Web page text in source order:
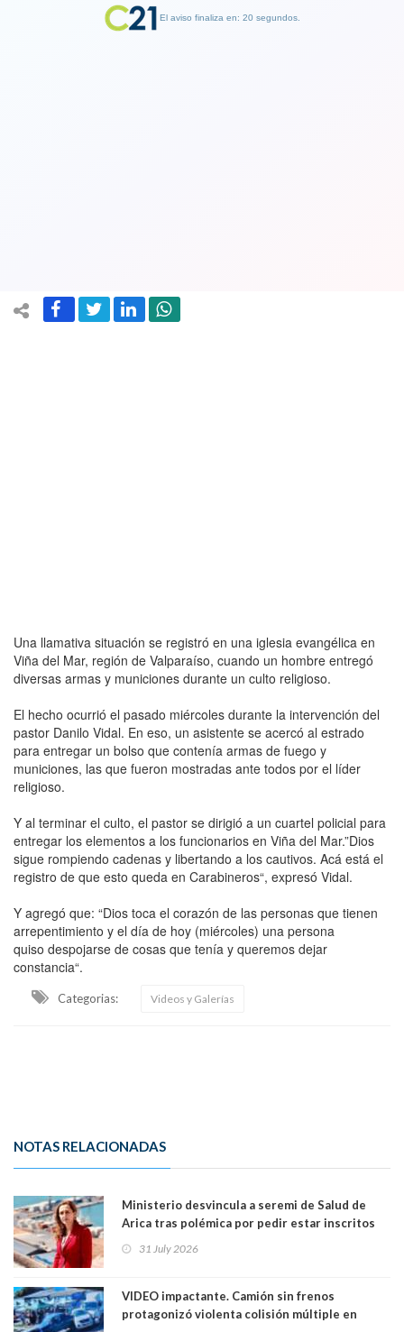
Una llamativa situación se registró en una iglesia evangélica en
Viña del Mar, región de Valparaíso, cuando un hombre entregó
diversas armas y municiones durante un culto religioso.
El hecho ocurrió el pasado miércoles durante la intervención del
pastor Danilo Vidal. En eso, un asistente se acercó al estrado
para entregar un bolso que contenía armas de fuego y
municiones, las que fueron mostradas ante todos por el líder
religioso.
Y al terminar el culto, el pastor se dirigió a un cuartel policial para
entregar los elementos a los funcionarios en Viña del Mar.”Dios
sigue rompiendo cadenas y libertando a los cautivos. Acá está el
registro de que esto queda en Carabineros“, expresó Vidal.
Y agregó que: “Dios toca el corazón de las personas que tienen
arrepentimiento y el día de hoy (miércoles) una persona
quiso despojarse de cosas que tenía y queremos dejar
constancia“.
Categorias: Videos y Galerías
NOTAS RELACIONADAS
Ministerio desvincula a seremi de Salud de
Arica tras polémica por pedir estar inscritos
Ya son 29 seremis despedidos desde el 11 de
31 July 2026
VIDEO impactante. Camión sin frenos
protagonizó violenta colisión múltiple en
El aviso finaliza en: 20 segundos.